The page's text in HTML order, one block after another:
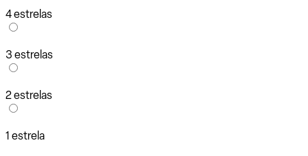
4 estrelas
3 estrelas
2 estrelas
1 estrela